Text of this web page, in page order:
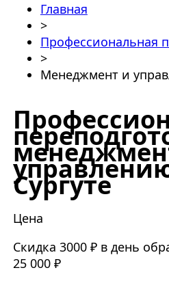
Главная
>
Профессиональная
>
Менеджмент и
Сургуте
Цена
Скидка 3000 ₽ в день
25 000 ₽